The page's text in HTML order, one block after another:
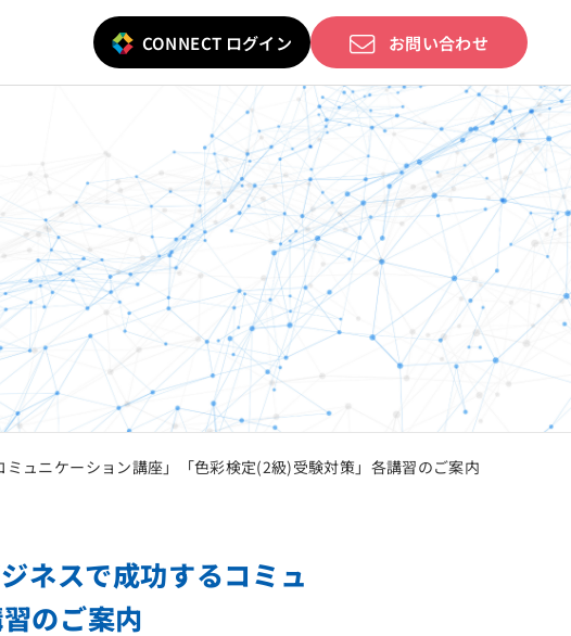
CONNECT ログイン お問い合わせ
ュニケーション講座」「色彩検定(2級)受験対策」各講習のご案内
ネスで成功するコミュ
のご案内